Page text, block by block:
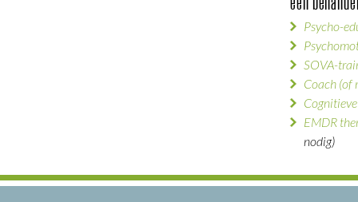
Psycho-
SOVA-
Coach (of
EMDR
nodig)